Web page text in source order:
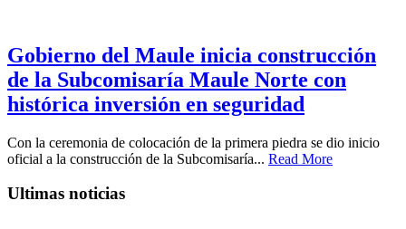
Gobierno del Maule inicia construcción
de la Subcomisaría Maule Norte con
histórica inversión en seguridad
Con la ceremonia de colocación de la primera piedra se dio inicio
oficial a la construcción de la Subcomisaría... Read More
Ultimas noticias